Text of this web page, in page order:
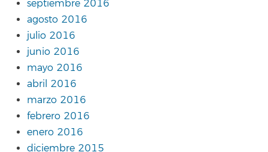
septiembre 2016
agosto 2016
julio 2016
junio 2016
mayo 2016
abril 2016
marzo 2016
febrero 2016
enero 2016
diciembre 2015